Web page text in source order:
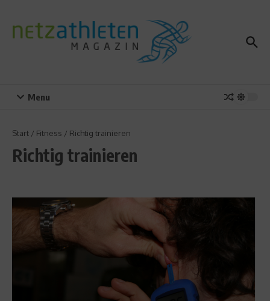
Menu
Start / Fitness / Richtig trainieren
Richtig trainieren